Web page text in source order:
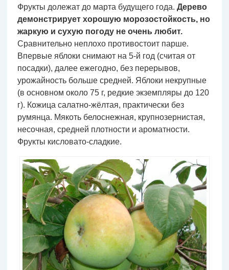
Фрукты долежат до марта будущего года. Дерево
демонстрирует хорошую морозостойкость, но
жаркую и сухую погоду не очень любит.
Сравнительно неплохо противостоит парше.
Впервые яблоки снимают на 5-й год (считая от
посадки), далее ежегодно, без перерывов,
урожайность больше средней. Яблоки некрупные
(в основном около 75 г, редкие экземпляры до 120
г). Кожица салатно-жёлтая, практически без
румянца. Мякоть белоснежная, крупнозернистая,
несочная, средней плотности и ароматности.
Фрукты кисловато-сладкие.